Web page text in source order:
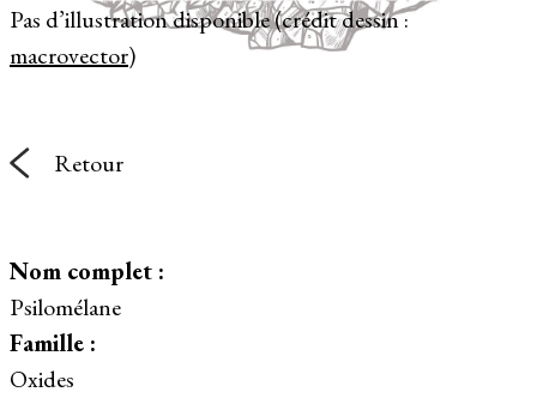
Pas d’illustration disponible (crédit dessin :
macrovector)
Retour
Nom complet :
Psilomélane
Famille :
Oxides